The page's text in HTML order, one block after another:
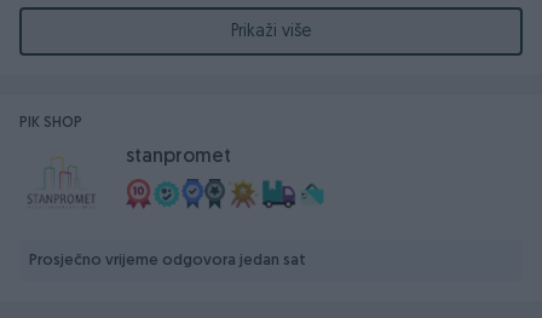
godina historijskog nasljeđa, susret orijenta i okcidenta,
simbole grada, kozmopolitsko stanovanje, veliki broj
Zgrada u kojoj je predmetni stan smješten nalazi se preko
puta Ekonomskog fakulteta.
Stan površine 96m2 na četvrtom spratu ove austrougarske
sobe, balkona, degažmana, kupatila, toaleta i dnevnog
Prikaži više
PIK SHOP
stanpromet
Prosječno vrijeme odgovora jedan sat